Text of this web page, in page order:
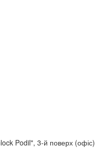
Podil", 3-й поверх (офіс)